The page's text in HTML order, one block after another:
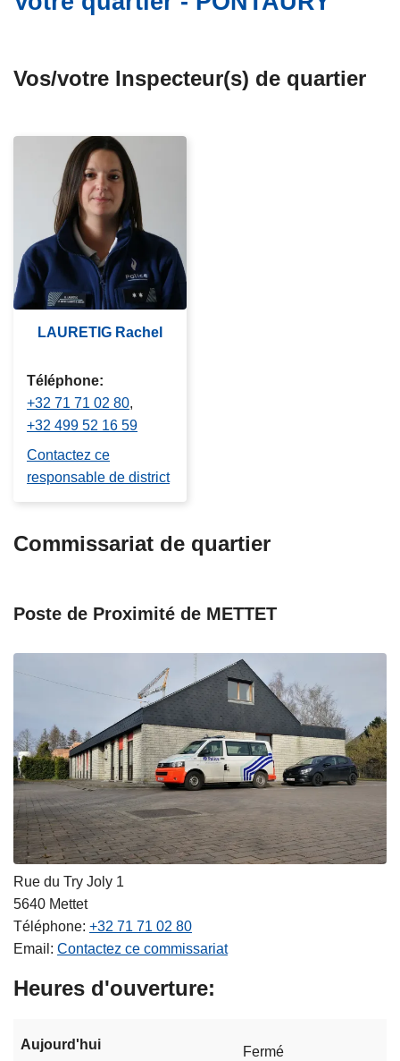
Vos/votre Inspecteur(s) de quartier
LAURETIG Rachel
Téléphone
+32 71 71 02 80
+32 499 52 16 59
Contactez ce
responsable de district
Commissariat de quartier
Poste de Proximité de METTET
Rue du Try Joly 1
5640 Mettet
Téléphone +32 71 71 02 80
Email
Contactez ce commissariat
Heures d'ouverture
Aujourd'hui Fermé